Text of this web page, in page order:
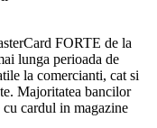
FORTE de la
lunga perioada de
la comercianti, cat si
Majoritatea bancilor
cardul in magazine